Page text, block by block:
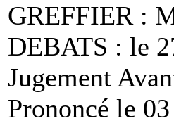
GREFFIER :
DEBATS : le
Jugement
Prononcé le